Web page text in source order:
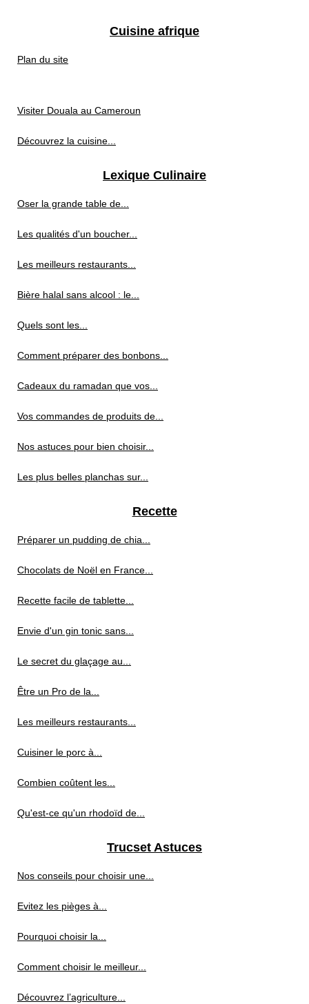
Cuisine afrique
Plan du site
Visiter Douala au Cameroun
Découvrez la cuisine...
Lexique Culinaire
Oser la grande table de...
Les qualités d'un boucher...
Les meilleurs restaurants...
Bière halal sans alcool : le...
Quels sont les...
Comment préparer des bonbons...
Cadeaux du ramadan que vos...
Vos commandes de produits de...
Nos astuces pour bien choisir...
Les plus belles planchas sur...
Recette
Préparer un pudding de chia...
Chocolats de Noël en France...
Recette facile de tablette...
Envie d'un gin tonic sans...
Le secret du glaçage au...
Être un Pro de la...
Les meilleurs restaurants...
Cuisiner le porc à...
Combien coûtent les...
Qu'est-ce qu'un rhodoïd de...
Trucset Astuces
Nos conseils pour choisir une...
Evitez les pièges à...
Pourquoi choisir la...
Comment choisir le meilleur...
Découvrez l’agriculture...